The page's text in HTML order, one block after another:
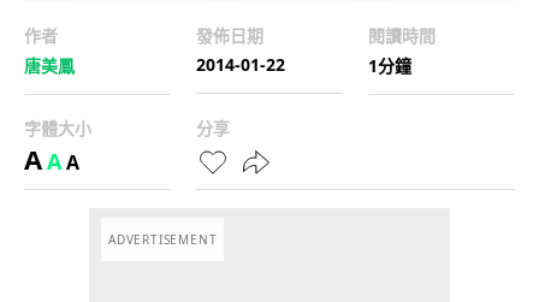
作者
唐美鳳
發佈日期
2014-01-22
閱讀時間
1分鐘
字體大小
AAA
分享
ADVERTISEMENT